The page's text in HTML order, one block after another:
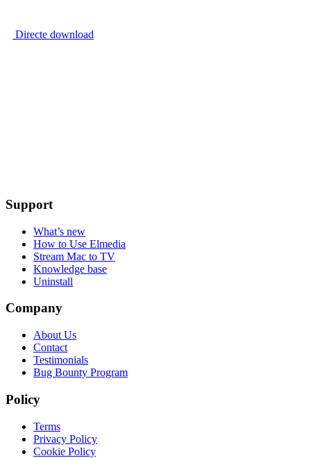
Directe download
Support
What’s new
How to Use Elmedia
Stream Mac to TV
Knowledge base
Uninstall
Company
About Us
Contact
Testimonials
Bug Bounty Program
Policy
Terms
Privacy Policy
Cookie Policy